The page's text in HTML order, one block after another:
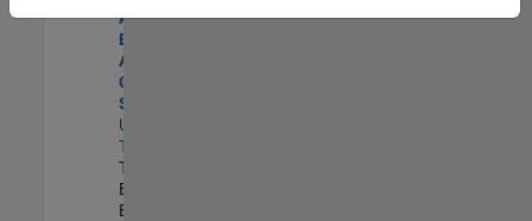
Application
Engineer -
Aerospace -
Control
Systems
US-CA-
Torrance
Technical Sales
Engineering |
Experimentado